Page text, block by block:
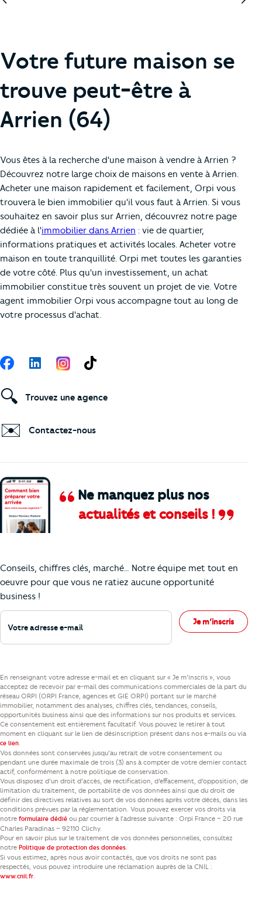
Votre future maison se
trouve peut-être à
Arrien (64)
Vous êtes à la recherche d'une maison à vendre à Arrien ?
Découvrez notre large choix de maisons en vente à Arrien.
Acheter une maison rapidement et facilement, Orpi vous
trouvera le bien immobilier qu'il vous faut à Arrien. Si vous
souhaitez en savoir plus sur Arrien, découvrez notre page
dédiée à l'immobilier dans Arrien : vie de quartier,
informations pratiques et activités locales. Acheter votre
maison en toute tranquillité. Orpi met toutes les garanties
de votre côté. Plus qu'un investissement, un achat
immobilier constitue très souvent un projet de vie. Votre
agent immobilier Orpi vous accompagne tout au long de
votre processus d'achat.
Ne manquez plus nos
actualités et conseils !
Conseils, chiffres clés, marché… Notre équipe met tout en
oeuvre pour que vous ne ratiez aucune opportunité
business !
Votre adresse e-mail
Je m’inscris
Suivez-nous
FacebookLinkedIn TikTok
🔍 Trouvez une agence
✉️ Contactez-nous
En renseignant votre adresse e-mail et en cliquant sur « Je m’inscris », vous
acceptez de recevoir par e-mail des communications commerciales de la part du
réseau ORPI (ORPI France, agences et GIE ORPI) portant sur le marché
immobilier, notamment des analyses, chiffres clés, tendances, conseils,
opportunités business ainsi que des informations sur nos produits et services.
Ce consentement est entièrement facultatif. Vous pouvez le retirer à tout
moment en cliquant sur le lien de désinscription présent dans nos e-mails ou via
ce lien.
Vos données sont conservées jusqu’au retrait de votre consentement ou
pendant une durée maximale de trois (3) ans à compter de votre dernier contact
actif, conformément à notre politique de conservation.
Vous disposez d’un droit d’accès, de rectification, d’effacement, d’opposition, de
limitation du traitement, de portabilité de vos données ainsi que du droit de
définir des directives relatives au sort de vos données après votre décès, dans les
conditions prévues par la réglementation. Vous pouvez exercer vos droits via
notre formulaire dédié ou par courrier à l’adresse suivante : Orpi France – 20 rue
Charles Paradinas – 92110 Clichy.
Pour en savoir plus sur le traitement de vos données personnelles, consultez
notre Politique de protection des données.
Si vous estimez, après nous avoir contactés, que vos droits ne sont pas
respectés, vous pouvez introduire une réclamation auprès de la CNIL :
www.cnil.fr.